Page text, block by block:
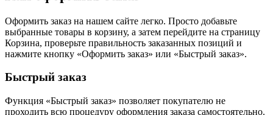
Оформить заказ на нашем сайте легко. Просто добавьте
выбранные товары в корзину, а затем перейдите на страницу
Корзина, проверьте правильность заказанных позиций и
нажмите кнопку «Оформить заказ» или «Быстрый заказ».
Быстрый заказ
Функция «Быстрый заказ» позволяет покупателю не
проходить всю процедуру оформления заказа самостоятельно.